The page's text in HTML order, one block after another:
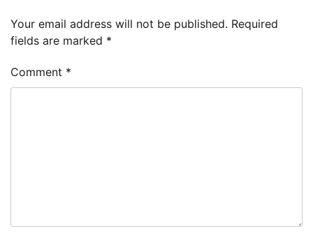
Your email address will not be published. Required
fields are marked *
Comment *